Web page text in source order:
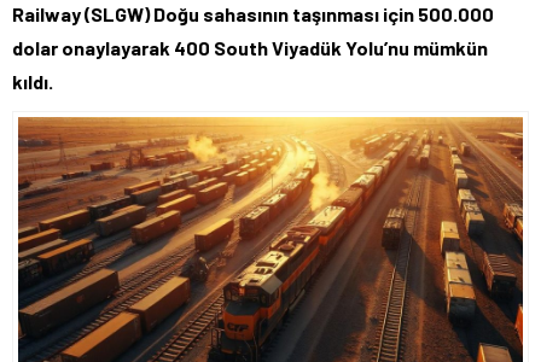
Railway (SLGW) Doğu sahasının taşınması için 500.000
dolar onaylayarak 400 South Viyadük Yolu’nu mümkün
kıldı.